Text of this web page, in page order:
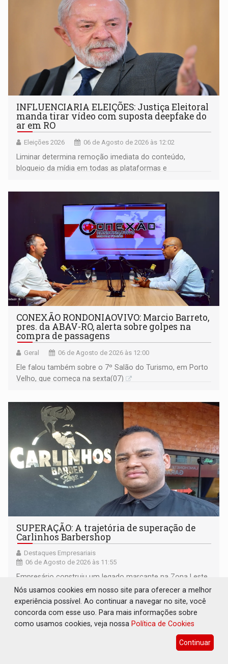
INFLUENCIARIA ELEIÇÕES: Justiça Eleitoral
manda tirar vídeo com suposta deepfake do
ar em RO
Eleições 2026 06 de Agosto de 2026 às 12:02
Liminar determina remoção imediata do conteúdo,
bloqueio da mídia em todas as plataformas e
CONEXÃO RONDONIAOVIVO: Marcio Barreto,
pres. da ABAV-RO, alerta sobre golpes na
compra de passagens
Geral 06 de Agosto de 2026 às 12:00
Ele falou também sobre o 7º Salão do Turismo, em Porto
Velho, que começa na sexta(07)
SUPERAÇÃO: A trajetória de superação de
Carlinhos Barbershop
Destaques Empresariais
06 de Agosto de 2026 às 11:55
Empresário construiu um legado marcante na Zona Leste
de Porto Velho
Nós usamos cookies em nosso site para oferecer a melhor
experiência possível. Ao continuar a navegar no site, você
concorda com esse uso. Para mais informações sobre
como usamos cookies, veja nossa Política de Cookies
Continuar